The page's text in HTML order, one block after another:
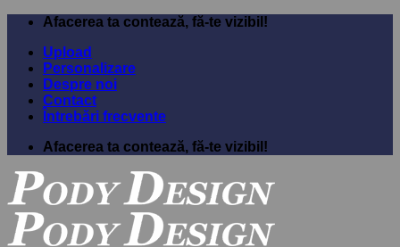
Sari
conținut
Afacerea ta contează, fă-te vizibil!
Upload
Personalizare
Despre noi
Contact
Întrebări frecvente
Afacerea ta contează, fă-te vizibil!